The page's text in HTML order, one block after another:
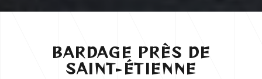
BARDAGE PRÈS DE
SAINT-ÉTIENNE